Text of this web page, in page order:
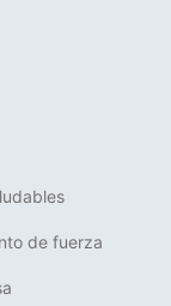
de fuerza